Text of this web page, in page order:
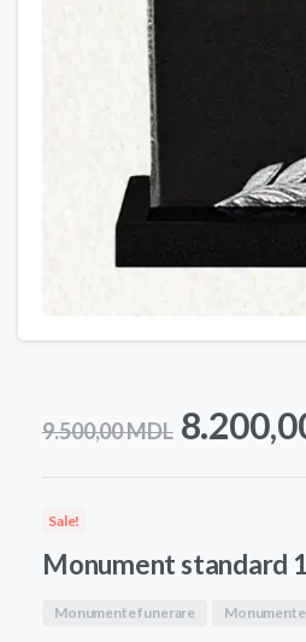
9.500,00MDL Prețul
inițial
fost:
Sale!
Monument standard
Monumente funerare